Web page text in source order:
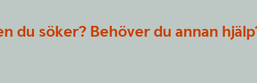
du söker? Behöver du annan